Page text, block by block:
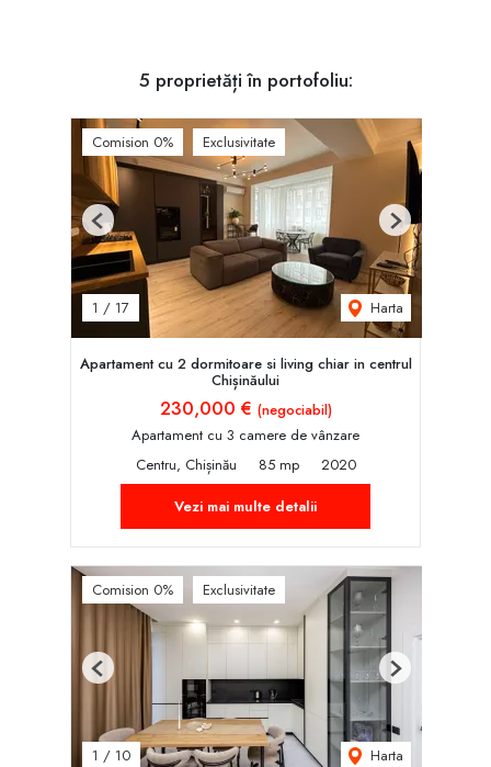
5 proprietăți în portofoliu:
Comision 0% Exclusivitate
1 / 17 Harta
Previous Next
Apartament cu 2 dormitoare si living chiar in centrul
Chișinăului
230,000 € (negociabil)
Apartament cu 3 camere de vânzare
Centru, Chișinău
85 mp
2020
Vezi mai multe detalii
Comision 0% Exclusivitate
1 / 10 Harta
Previous Next